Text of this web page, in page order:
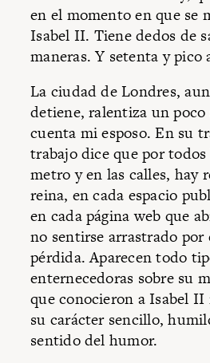
en el momento en que se
Isabel II. Tiene dedos de
maneras. Y setenta y pico
La ciudad de Londres,
detiene, ralentiza un
cuenta mi esposo. En su
trabajo dice que por
metro y en las calles, hay
reina, en cada espacio
en cada página web que
no sentirse arrastrado
pérdida. Aparecen todo
enternecedoras sobre su
que conocieron a Isabel II
su carácter sencillo,
sentido del humor.